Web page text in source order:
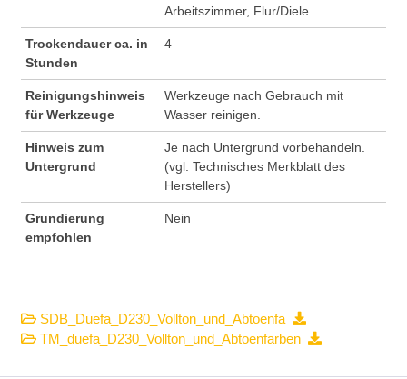
Arbeitszimmer, Flur/Diele
Trockendauer ca. in
Stunden
4
Reinigungshinweis
für Werkzeuge
Werkzeuge nach Gebrauch mit
Wasser reinigen.
Hinweis zum
Untergrund
Je nach Untergrund vorbehandeln.
(vgl. Technisches Merkblatt des
Herstellers)
Grundierung
empfohlen
Nein
SDB_Duefa_D230_Vollton_und_Abtoenfa
TM_duefa_D230_Vollton_und_Abtoenfarben